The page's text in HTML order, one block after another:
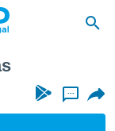
...